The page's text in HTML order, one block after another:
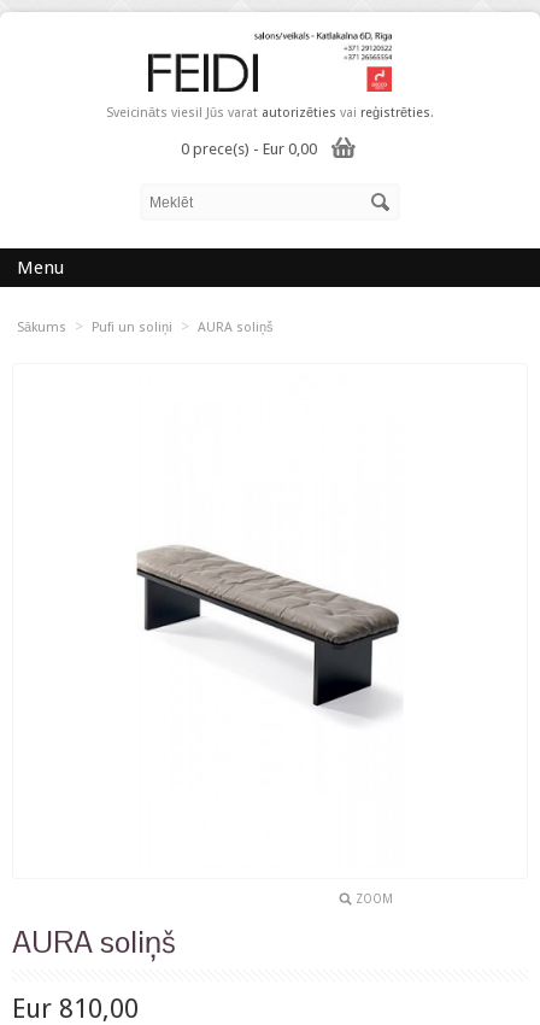
Sveicināts viesi! Jūs varat autorizēties vai reģistrēties.
0 prece(s) - Eur 0,00
Menu
Sākums > Pufi un soliņi > AURA soliņš
ZOOM
AURA soliņš
Eur 810,00